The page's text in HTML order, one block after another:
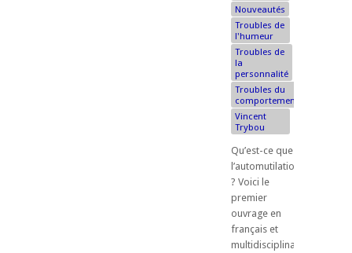
Nouveautés
Troubles de
l'humeur
Troubles de
la
personnalité
Troubles du
comportement
Vincent
Trybou
Qu’est-ce que
l’automutilation
? Voici le
premier
ouvrage en
français et
multidisciplinaire